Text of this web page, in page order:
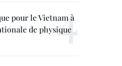
pour le Vietnam à
de physique